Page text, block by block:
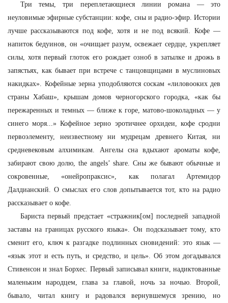
Три темы, три переплетающиеся линии романа — это
неуловимые эфирные субстанции: кофе, сны и радио-эфир. Истории
лучше рассказываются под кофе, хотя и не под всякий. Кофе —
напиток бедуинов, он «очищает разум, освежает сердце, укрепляет
силы, хотя первый глоток его рождает озноб в затылке и дрожь в
запястьях, как бывает при встрече с танцовщицами в муслиновых
накидках». Кофейные зерна уподобляются соскам «лиловооких дев
страны Хабаш», крышам домов черногорского городка, «как бы
пережаренных и темных — ближе к горе, матово-шоколадных — у
синего моря...» Кофейное зерно эротичнее орхидеи, кофе сродни
первоэлементу, неизвестному ни мудрецам древнего Китая, ни
средневековым алхимикам. Ангелы сна вдыхают ароматы кофе,
забирают свою долю, the angels’ share. Сны же бывают обычные и
сокровенные, «онейропраксис», как полагал Артемидор
Далдианский. О смыслах его слов допытывается тот, кто на радио
рассказывает о кофе.
Бариста первый предстает «стражник[ом] последней западной
заставы на границах русского языка». Он подсказывает тому, кто
сменит его, ключ к разгадке подлинных сновидений: это язык —
«язык этот и есть путь, и средство, и цель». Об этом догадывался
Стивенсон и знал Борхес. Первый записывал книги, надиктованные
маленьким народцем, глава за главой, ночь за ночью. Второй,
бывало, читал книгу и радовался вернувшемуся зрению, но